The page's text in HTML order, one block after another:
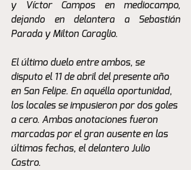
y Víctor Campos en mediocampo,
dejando en delantera a Sebastián
Parada y Milton Caraglio.
El último duelo entre ambos, se
disputo el 11 de abril del presente año
en San Felipe. En aquélla oportunidad,
los locales se impusieron por dos goles
a cero. Ambas anotaciones fueron
marcadas por el gran ausente en las
últimas fechas, el delantero Julio
Castro.